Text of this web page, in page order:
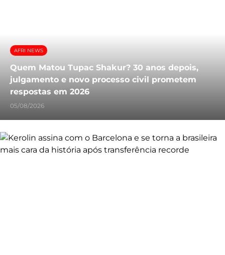
AFRI NEWS
Quem Matou Tupac Shakur? 30 anos depois,
julgamento e novo processo civil prometem
respostas em 2026
05/08/2026